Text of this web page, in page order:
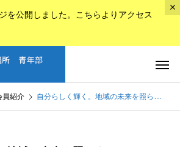
を公開しました。 こちら よりアクセス
員紹介 自分らしく輝く。地域の未来を照らす。